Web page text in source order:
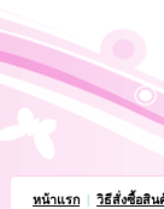
หน้าแรก
วิธีสั่งซื้อสิน